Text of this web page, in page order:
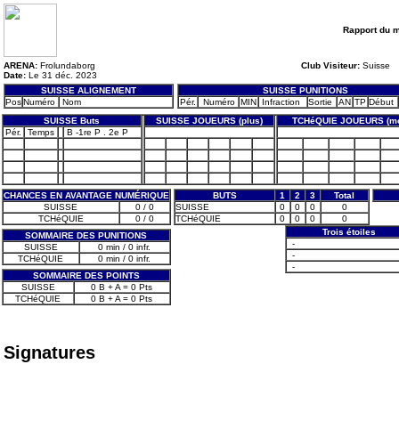
Rapport du
ARENA: Frolundaborg
Date: Le 31 déc. 2023
Club Visiteur: Suisse
SUISSE ALIGNEMENT
PosNuméro Nom
SUISSE PUNITIONS
Pér.
Numéro MIN Infraction Sortie AN TP Début
SUISSE Buts
SUISSE JOUEURS (plus)
TCHéQUIE JOUEURS
Pér.
Temps B -1re P . 2e P
CHANCES EN AVANTAGE NUMÉRIQUE
SUISSE
0 / 0
TCHéQUIE
0 / 0
SOMMAIRE DES PUNITIONS
SUISSE
0 min / 0 infr.
TCHéQUIE
0 min / 0 infr.
SOMMAIRE DES POINTS
SUISSE
0 B + A = 0 Pts
TCHéQUIE
0 B + A = 0 Pts
BUTS 1 2 3
Total
SUISSE
0 0 0
0
TCHéQUIE
0 0 0
0
Trois étoiles
-
-
-
Signatures